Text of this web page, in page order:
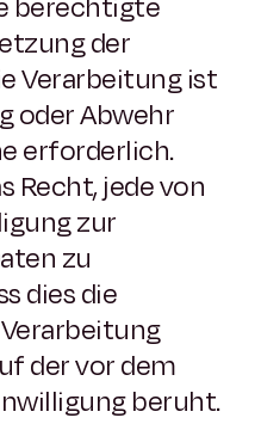
berechtigte
der
Verarbeitung ist
oder Abwehr
erforderlich.
Recht, jede von
zur
zu
dies die
der vor dem
beruht.